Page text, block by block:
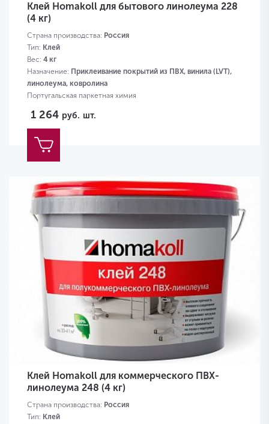
Клей Homakoll для бытового линолеума 228
(4 кг)
Страна производства: Россия
Тип: Клей
Вес: 4 кг
Назначение: Приклеивание покрытий из ПВХ, винила (LVT),
линолеума, ковролина
Португальская паркетная химия
1 264 руб. шт.
Клей Homakoll для коммерческого ПВХ-
линолеума 248 (4 кг)
Страна производства: Россия
Тип: Клей